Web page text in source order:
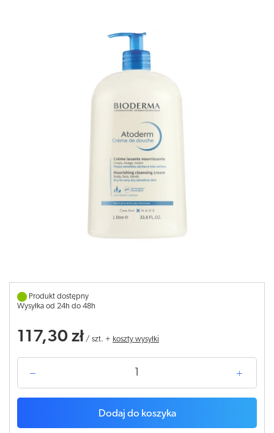
Produkt dostępny
Wysyłka od 24h do 48h
117,30 zł / szt. + koszty wysyłki
Dodaj do koszyka